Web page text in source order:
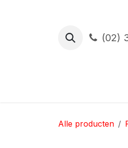
(02)
Alle producten